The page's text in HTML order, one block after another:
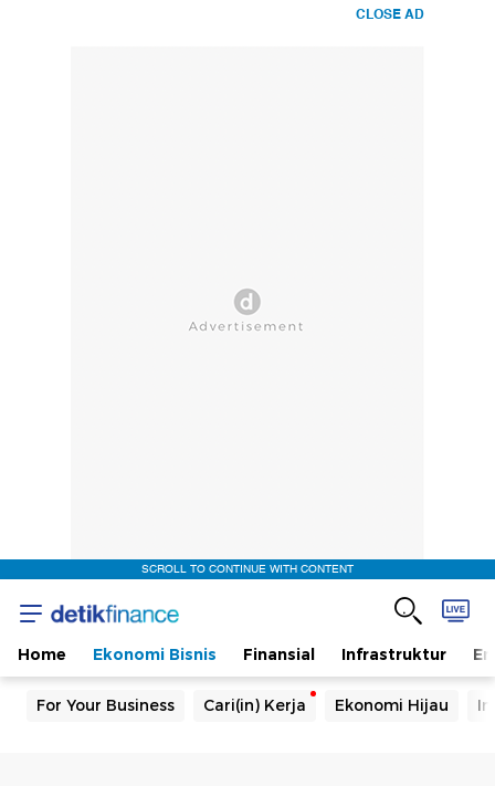
CLOSE AD
SCROLL TO CONTINUE WITH CONTENT
Home Ekonomi Bisnis Finansial Infrastruktur
For Your Business Cari(in) Kerja Ekonomi Hijau